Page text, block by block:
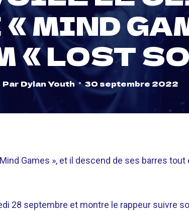
MIND
« LOST
Par Dylan Youth 30 septembre 2022
Games », et il descend de ses barres tout
28 septembre et montre le rappeur suivre